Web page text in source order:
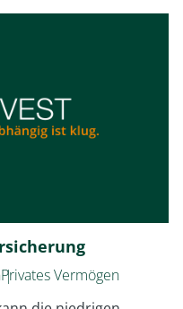
Privates Vermögen